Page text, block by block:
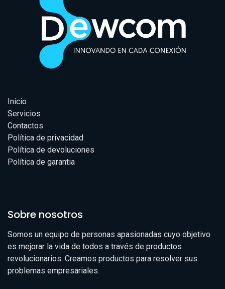
Inicio
Servicios
Contactos
Política de privacidad
Política de devoluciones
Política de garantia
Sobre nosotros
Somos un equipo de personas apasionadas cuyo objetivo
es mejorar la vida de todos a través de productos
revolucionarios. Creamos productos para resolver sus
problemas empresariales.